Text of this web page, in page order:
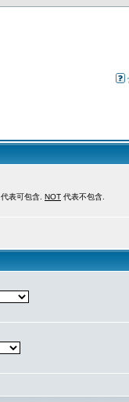
代表可包含. NOT 代表不包含.